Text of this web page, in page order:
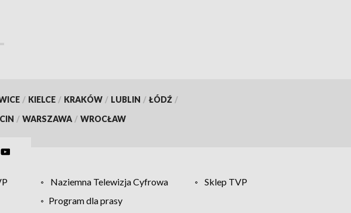
/ KIELCE / KRAKÓW / LUBLIN / ŁÓDŹ /
/ WARSZAWA / WROCŁAW
Naziemna Telewizja Cyfrowa
Sklep TVP
Program dla prasy